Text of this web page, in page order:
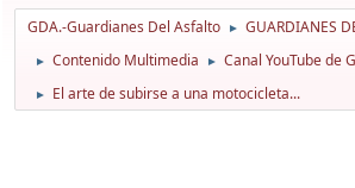
GDA.-Guardianes Del Asfalto ► GUARDIANES
► Contenido Multimedia ► Canal YouTube de
► El arte de subirse a una motocicleta...